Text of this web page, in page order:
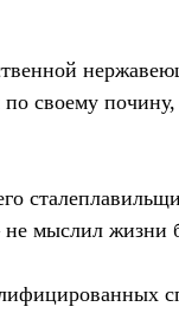
своему почину,
мыслил жизни